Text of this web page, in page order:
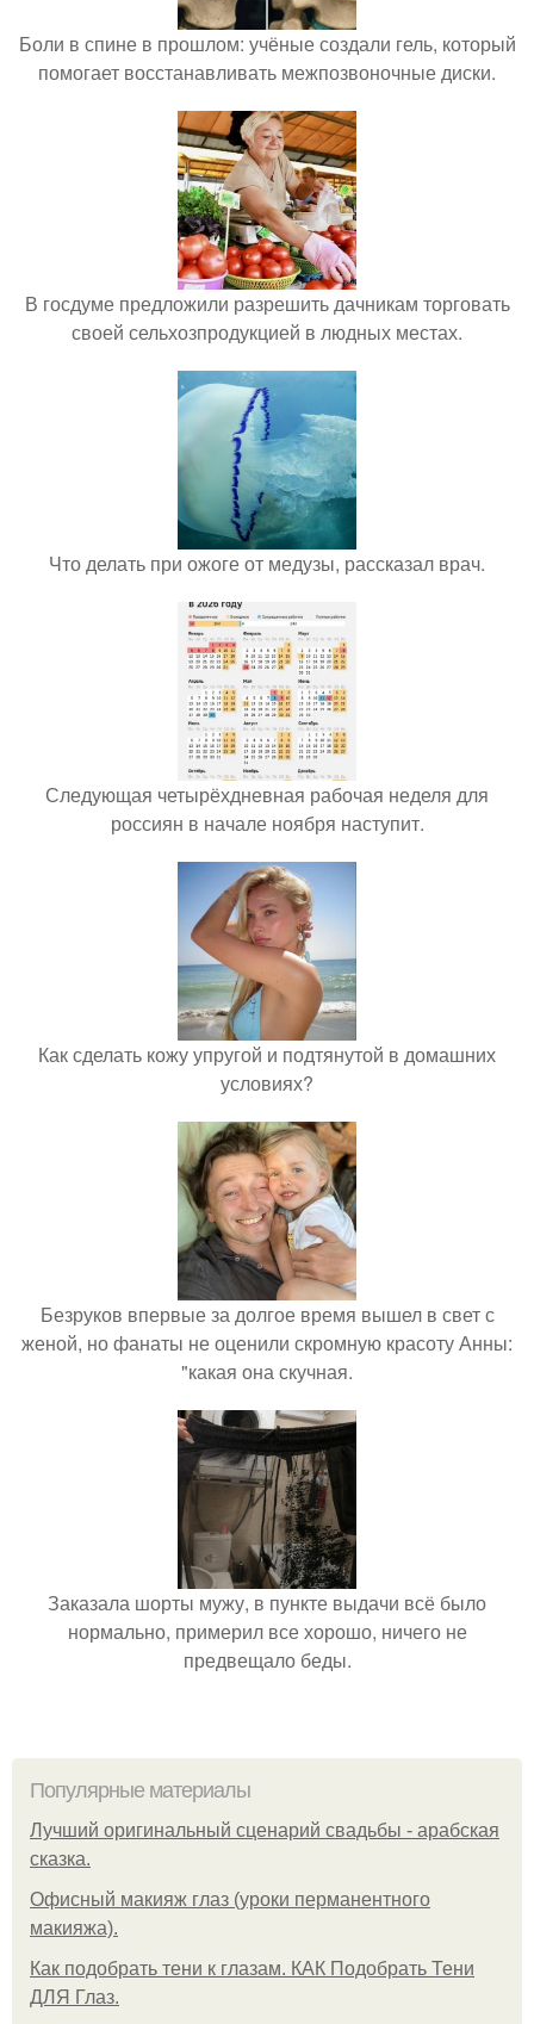
Боли в спине в прошлом: учёные создали гель, который
помогает восстанавливать межпозвоночные диски.
В госдуме предложили разрешить дачникам торговать
своей сельхозпродукцией в людных местах.
Что делать при ожоге от медузы, рассказал врач.
Следующая четырёхдневная рабочая неделя для
россиян в начале ноября наступит.
Как сделать кожу упругой и подтянутой в домашних
условиях?
Безруков впервые за долгое время вышел в свет с
женой, но фанаты не оценили скромную красоту Анны:
"какая она скучная.
Заказала шорты мужу, в пункте выдачи всё было
нормально, примерил все хорошо, ничего не
предвещало беды.
Популярные материалы
Лучший оригинальный сценарий свадьбы - арабская
сказка.
Офисный макияж глаз (уроки перманентного
макияжа).
Как подобрать тени к глазам. КАК Подобрать Тени
ДЛЯ Глаз.